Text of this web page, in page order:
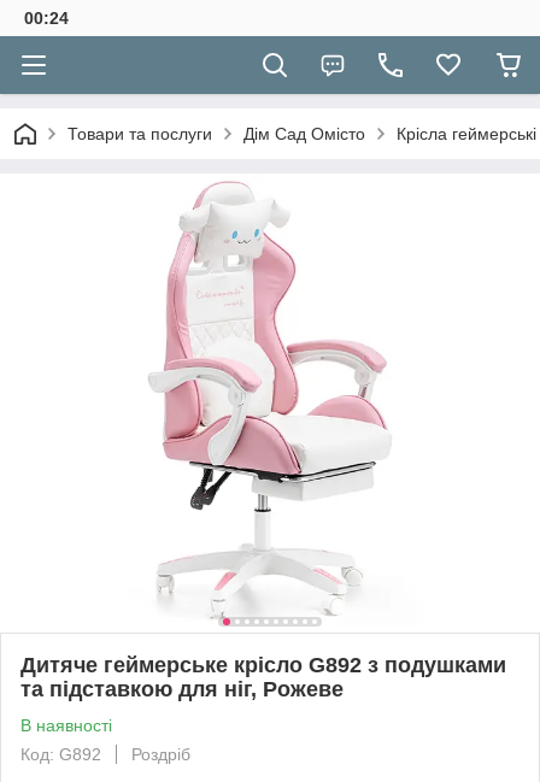
00:24
Товари та послуги Дім Сад Омісто Крісла геймерські
Дитяче геймерське крісло G892 з подушками
та підставкою для ніг, Рожеве
В наявності
Код: G892
Роздріб